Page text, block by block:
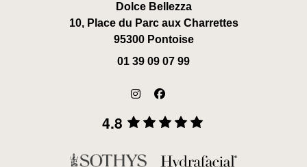
Dolce Bellezza
10, Place du Parc aux Charrettes
95300 Pontoise
01 39 09 07 99
4.8